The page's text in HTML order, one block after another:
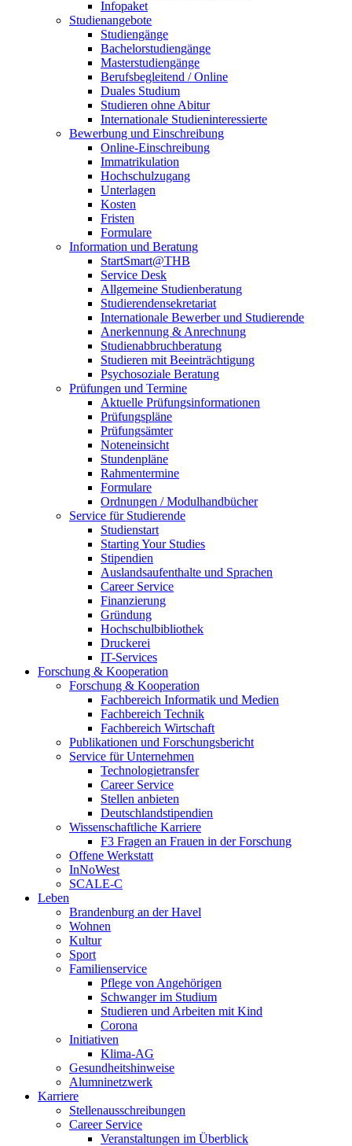
Infopaket
Studienangebote
Studiengänge
Bachelorstudiengänge
Masterstudiengänge
Berufsbegleitend / Online
Duales Studium
Studieren ohne Abitur
Internationale Studieninteressierte
Bewerbung und Einschreibung
Online-Einschreibung
Immatrikulation
Hochschulzugang
Unterlagen
Kosten
Fristen
Formulare
Information und Beratung
StartSmart@THB
Service Desk
Allgemeine Studienberatung
Studierendensekretariat
Internationale Bewerber und Studierende
Anerkennung & Anrechnung
Studienabbruchberatung
Studieren mit Beeinträchtigung
Psychosoziale Beratung
Prüfungen und Termine
Aktuelle Prüfungsinformationen
Prüfungspläne
Prüfungsämter
Noteneinsicht
Stundenpläne
Rahmentermine
Formulare
Ordnungen / Modulhandbücher
Service für Studierende
Studienstart
Starting Your Studies
Stipendien
Auslandsaufenthalte und Sprachen
Career Service
Finanzierung
Gründung
Hochschulbibliothek
Druckerei
IT-Services
Forschung & Kooperation
Forschung & Kooperation
Fachbereich Informatik und Medien
Fachbereich Technik
Fachbereich Wirtschaft
Publikationen und Forschungsbericht
Service für Unternehmen
Technologietransfer
Career Service
Stellen anbieten
Deutschlandstipendien
Wissenschaftliche Karriere
F3 Fragen an Frauen in der Forschung
Offene Werkstatt
InNoWest
SCALE-C
Leben
Brandenburg an der Havel
Wohnen
Kultur
Sport
Familienservice
Pflege von Angehörigen
Schwanger im Studium
Studieren und Arbeiten mit Kind
Corona
Initiativen
Klima-AG
Gesundheitshinweise
Alumninetzwerk
Karriere
Stellenausschreibungen
Career Service
Veranstaltungen im Überblick